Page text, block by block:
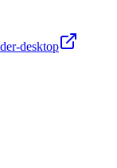
desktop